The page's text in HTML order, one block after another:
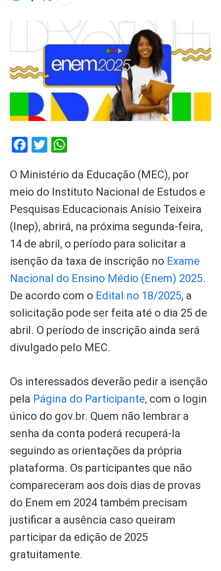
Facebook
Twitter
O Ministério da Educação (MEC), por
meio do Instituto Nacional de Estudos e
Pesquisas Educacionais Anísio Teixeira
(Inep), abrirá, na próxima segunda-feira,
14 de abril, o período para solicitar a
isenção da taxa de inscrição no Exame
Nacional do Ensino Médio (Enem) 2025.
De acordo com o Edital no 18/2025, a
solicitação pode ser feita até o dia 25 de
abril. O período de inscrição ainda será
divulgado pelo MEC.
Os interessados deverão pedir a isenção
pela Página do Participante, com o login
único do gov.br. Quem não lembrar a
senha da conta poderá recuperá-la
seguindo as orientações da própria
plataforma. Os participantes que não
compareceram aos dois dias de provas
do Enem em 2024 também precisam
justificar a ausência caso queiram
participar da edição de 2025
gratuitamente.